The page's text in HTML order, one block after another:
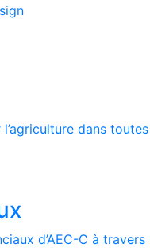
dans toutes
d’AEC-C à travers